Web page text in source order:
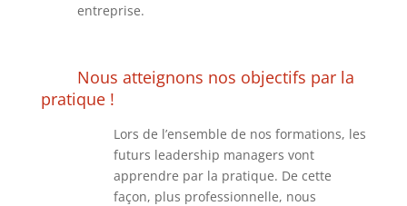
entreprise.
Nous atteignons nos objectifs par la
pratique !
Lors de l’ensemble de nos formations, les
futurs leadership managers vont
apprendre par la pratique. De cette
façon, plus professionnelle, nous